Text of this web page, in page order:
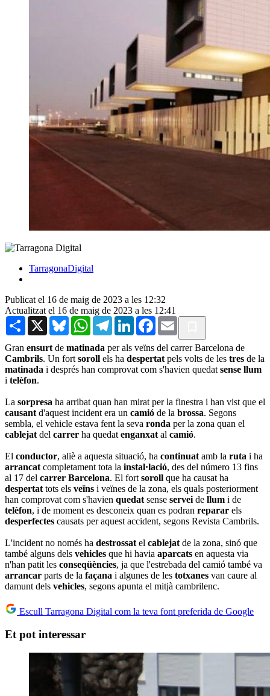
TarragonaDigital
Publicat el 16 de maig de 2023 a les 12:32
Actualitzat el 16 de maig de 2023 a les 12:41
Share X BlueskyWhatsAppTelegramLinkedInFacebook
Email
Gran ensurt de matinada per als veïns del carrer Barcelona de
Cambrils. Un fort soroll els ha despertat pels volts de les tres de la
matinada i després han comprovat com s'havien quedat sense llum
i telèfon.
La sorpresa ha arribat quan han mirat per la finestra i han vist que el
causant d'aquest incident era un camió de la brossa. Segons
sembla, el vehicle estava fent la seva ronda per la zona quan el
cablejat del carrer ha quedat enganxat al camió.
El conductor, aliè a aquesta situació, ha continuat amb la ruta i ha
arrancat completament tota la instal·lació, des del número 13 fins
al 17 del carrer Barcelona. El fort soroll que ha causat ha
despertat tots els veïns i veïnes de la zona, els quals posteriorment
han comprovat com s'havien quedat sense servei de llum i de
telèfon, i de moment es desconeix quan es podran reparar els
desperfectes causats per aquest accident, segons Revista Cambrils.
L'incident no només ha destrossat el cablejat de la zona, sinó que
també alguns dels vehicles que hi havia aparcats en aquesta via
n'han patit les conseqüències, ja que l'estrebada del camió també va
arrancar parts de la façana i algunes de les totxanes van caure al
damunt dels vehicles, segons apunta el mitjà cambrilenc.
Escull Tarragona Digital com la teva font preferida de Google
Et pot interessar